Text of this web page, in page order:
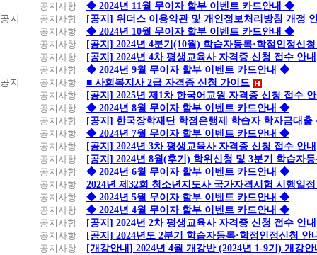
공지사항
◆ 2024년 11월 무이자 할부 이벤트 카드안내 ◆
공지
공지사항
[공지] 위더스 이용약관 및 개인정보처리방침 개정
공지사항
◆ 2024년 10월 무이자 할부 이벤트 카드안내 ◆
공지사항
[공지] 2024년 4분기(10월) 학습자등록·학점인정신
공지사항
[공지] 2024년 4차 평생교육사 자격증 신청 접수 안내
공지사항
◆ 2024년 9월 무이자 할부 이벤트 카드안내 ◆
공지
공지사항
■ 사회복지사 2급 자격증 신청 가이드
공지사항
[공지] 2025년 제1차 한국어교원 자격증 신청 접수
공지사항
◆ 2024년 8월 무이자 할부 이벤트 카드안내 ◆
공지사항
[공지] 한국장학재단 학점은행제 학습자 학자금대출
공지사항
◆ 2024년 7월 무이자 할부 이벤트 카드안내 ◆
공지사항
[공지] 2024년 3차 평생교육사 자격증 신청 접수 안내
공지사항
[공지] 2024년 8월(후기) 학위신청 및 3분기 학습자
공지사항
◆ 2024년 6월 무이자 할부 이벤트 카드안내 ◆
공지사항
2024년 제32회 청소년지도사 국가자격시험 시행일
공지사항
◆ 2024년 5월 무이자 할부 이벤트 카드안내 ◆
공지사항
◆ 2024년 4월 무이자 할부 이벤트 카드안내 ◆
공지사항
[공지] 2024년 2차 평생교육사 자격증 신청 접수 안내
공지사항
[공지] 2024년도 2분기 학습자등록·학점인정신청 안
공지사항
[개강안내] 2024년 4월 개강반 (2024년 1-9기) 개강안